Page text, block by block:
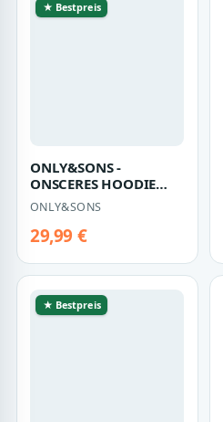
★ Bestpreis
ONLY&SONS -
ONSCERES HOODIE
SWEAT NOOS Castor
Gray - Gr. - M
ONLY&SONS
29,99 €
★ Bestpreis